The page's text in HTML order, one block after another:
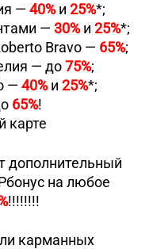
— 40%и 25%*;
—30%и25%*;
Bravo — 65%;
— до75%;
—40%и25%*;
65%!
карте
дополнительный
на любое
!!!!!!!!
карманных